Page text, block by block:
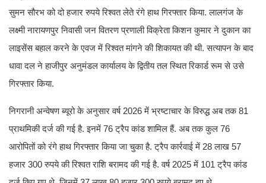
सुमन सौरभ को दो हजार रुपये रिश्वत लेते रंगे हाथ गिरफ्तार किया. लालगंज के
लक्ष्मी नारायणपुर निवासी जन वितरण प्रणाली विक्रेता किशन कुमार ने दुकान का
लाइसेंस बहाल करने के एवज में रिश्वत मांगने की शिकायत की थी. सत्यापन के बाद
धावा दल ने हाजीपुर अनुमंडल कार्यालय के द्वितीय तल स्थित रिकार्ड रूम से उसे
गिरफ्तार किया.
निगरानी अन्वेषण ब्यूरो के अनुसार वर्ष 2026 में भ्रष्टाचार के विरुद्ध अब तक 81
प्राथमिकी दर्ज की गई है. इनमें 76 ट्रैप कांड शामिल हैं. अब तक कुल 76
आरोपितों को रंगे हाथ गिरफ्तार किया जा चुका है. ट्रैप कार्रवाई में 28 लाख 57
हजार 300 रुपये की रिश्वत राशि बरामद की गई है. वर्ष 2025 में 101 ट्रैप कांड